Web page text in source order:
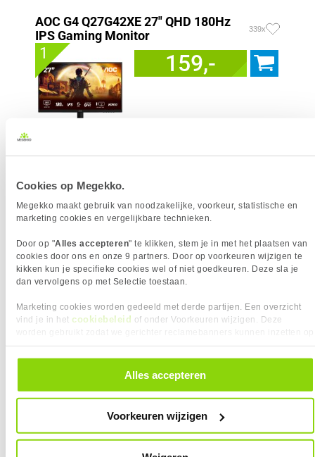
Cookies op Megekko.
Megekko maakt gebruik van noodzakelijke, voorkeur, statistische en
marketing cookies en vergelijkbare technieken.
Door op "Alles accepteren" te klikken, stem je in met het plaatsen van
cookies door ons en onze 9 partners. Door op voorkeuren wijzigen te
kikken kun je specifieke cookies wel of niet goedkeuren. Deze sla je
dan vervolgens op met Selectie toestaan.
Marketing cookies worden gedeeld met derde partijen. Een overzicht
vind je in het cookiebeleid of onder Voorkeuren wijzigen. Deze
alle cookies. Je kunt je gegeven toestemming altijd intrekken, dit doe je
door in de footer van onze website te klikken op ‘Cookievoorkeuren’
Alles accepteren
Voorkeuren wijzigen
AOC G4 Q27G42XE 27" QHD 180Hz
IPS Gaming Monitor
339x
1 159,-
Resolutieklasse
Scherm Diagonaal
27.0 inch (68.6cm)
Schermverhouding
16:9
Paneel Type
IPS
HDR Type
HDR10
Reactietijd
1 ms
AOC Gaming Q27G42ZE 27" QHD
260Hz IPS Gaming Monitor
179,-